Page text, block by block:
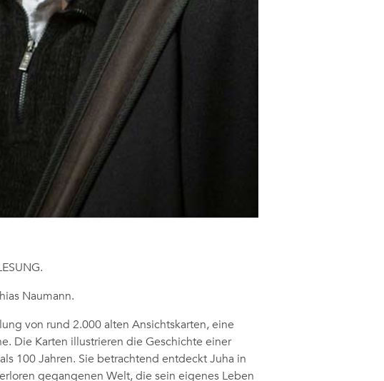
Naumann.
von rund 2.000 alten Ansichtskarten, eine
Die Karten illustrieren die Geschichte einer
100 Jahren. Sie betrachtend entdeckt Juha in
gegangenen Welt, die sein eigenes Leben